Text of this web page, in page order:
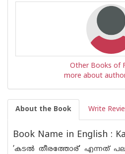
Other Books of
more about
About the Book Write
Book Name in English :
’കടൽ തീരത്തോര്’ എന്നത്